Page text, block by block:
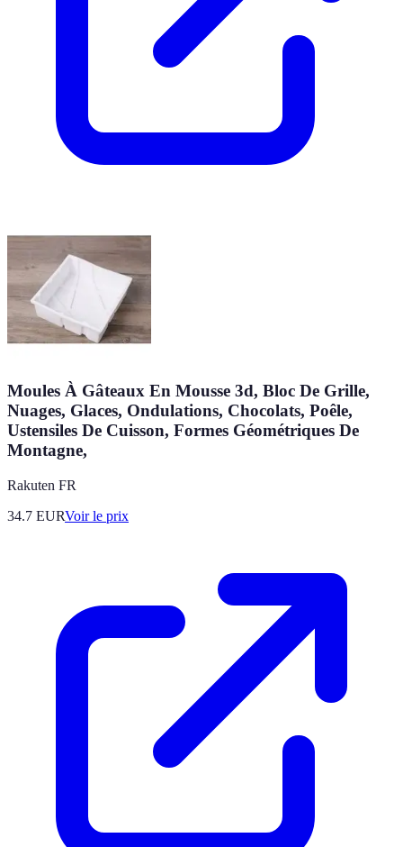
Moules À Gâteaux En Mousse 3d, Bloc De Grille,
Nuages, Glaces, Ondulations, Chocolats, Poêle,
Ustensiles De Cuisson, Formes Géométriques De
Montagne,
Rakuten FR
34.7 EURVoir le prix